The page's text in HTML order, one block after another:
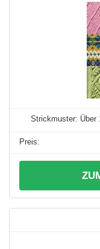
Strickmuster: Über